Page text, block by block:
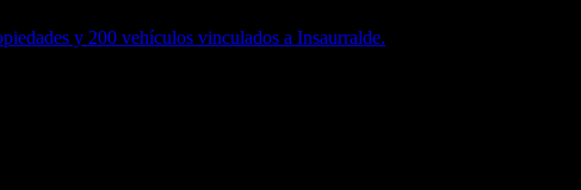
y 200 vehículos vinculados a Insaurralde.